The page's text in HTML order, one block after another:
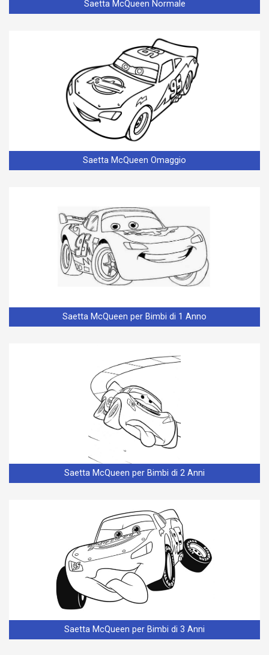
Saetta McQueen Normale
Saetta McQueen Omaggio
Saetta McQueen per Bimbi di 1 Anno
Saetta McQueen per Bimbi di 2 Anni
Saetta McQueen per Bimbi di 3 Anni